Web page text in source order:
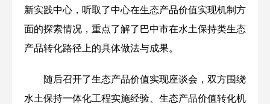
新实践中心，听取了中心在生态产品价值实现机制方
面的探索情况，重点了解了巴中市在水土保持类生态
产品转化路径上的具体做法与成果。
随后召开了生态产品价值实现座谈会，双方围绕
水土保持一体化工程实施经验、生态产品价值转化机